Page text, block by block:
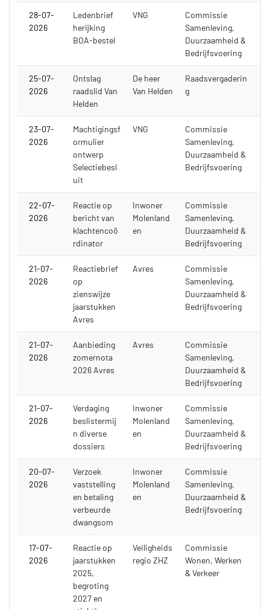
28-07-
2026
Ledenbrief
herijking
BOA-bestel
VNG
Commissie
Samenleving,
Duurzaamheid &
Bedrijfsvoering
25-07-
2026
Ontslag
raadslid Van
Helden
De heer
Van Helden
Raadsvergaderin
g
23-07-
2026
Machtigingsf
ormulier
ontwerp
Selectiebesl
uit
VNG
Commissie
Samenleving,
Duurzaamheid &
Bedrijfsvoering
22-07-
2026
Reactie op
bericht van
klachtencoö
rdinator
Inwoner
Molenland
en
Commissie
Samenleving,
Duurzaamheid &
Bedrijfsvoering
21-07-
2026
Reactiebrief
op
zienswijze
jaarstukken
Avres
Avres
Commissie
Samenleving,
Duurzaamheid &
Bedrijfsvoering
21-07-
2026
Aanbieding
zomernota
2026 Avres
Avres
Commissie
Samenleving,
Duurzaamheid &
Bedrijfsvoering
21-07-
2026
Verdaging
beslistermij
n diverse
dossiers
Inwoner
Molenland
en
Commissie
Samenleving,
Duurzaamheid &
Bedrijfsvoering
20-07-
2026
Verzoek
vaststelling
en betaling
verbeurde
dwangsom
Inwoner
Molenland
en
Commissie
Samenleving,
Duurzaamheid &
Bedrijfsvoering
17-07-
2026
Reactie op
jaarstukken
2025,
begroting
2027 en
Veiligheids
regio ZHZ
Commissie
Wonen, Werken
& Verkeer